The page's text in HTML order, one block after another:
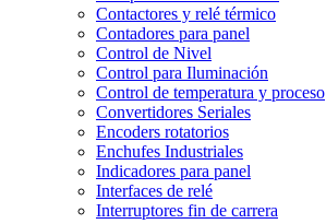
Contactores y relé térmico
Contadores para panel
Control de Nivel
Control para Iluminación
Control de temperatura y proceso
Convertidores Seriales
Encoders rotatorios
Enchufes Industriales
Indicadores para panel
Interfaces de relé
Interruptores fin de carrera